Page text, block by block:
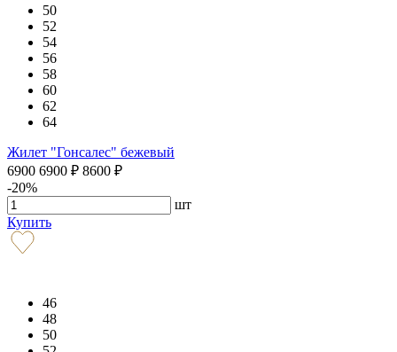
50
52
54
56
58
60
62
64
Жилет "Гонсалес" бежевый
6900 6900 ₽ 8600 ₽
-20%
шт
Купить
46
48
50